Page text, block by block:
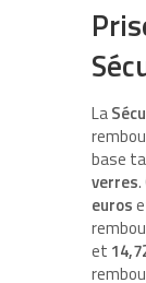
La
base
verres
euros
et